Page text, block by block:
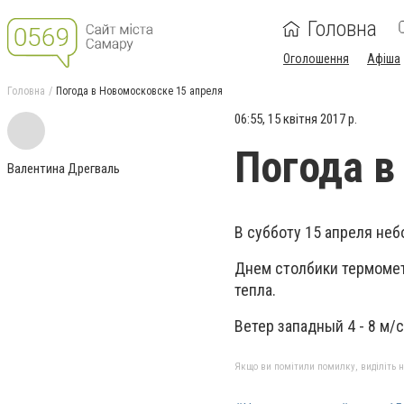
Головна
Оголошення Афіша
Головна Погода в Новомосковске 15 апреля
Валентина Дрегваль
06:55, 15 квітня 2017 р.
Погода
В субботу 15 апреля
Днем столбики
тепла.
Ветер западный 4 - 8 м/
Якщо ви помітили помилку, виділіть